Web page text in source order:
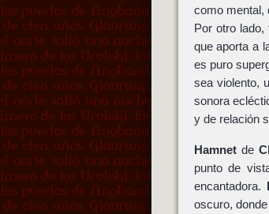
como mental,
Por otro
que aporta a
es puro
sea violento,
sonora
y de relación
Hamnetde
punto de
encantadora.
oscuro,